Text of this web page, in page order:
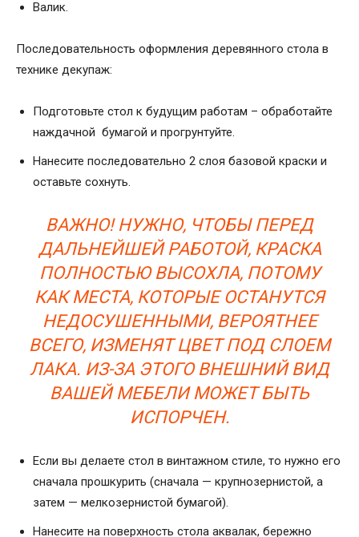
Валик.
Последовательность оформления деревянного стола в
технике декупаж:
Подготовьте стол к будущим работам – обработайте
наждачной бумагой и прогрунтуйте.
Нанесите последовательно 2 слоя базовой краски и
оставьте сохнуть.
ВАЖНО! НУЖНО, ЧТОБЫ ПЕРЕД
ДАЛЬНЕЙШЕЙ РАБОТОЙ, КРАСКА
ПОЛНОСТЬЮ ВЫСОХЛА, ПОТОМУ
КАК МЕСТА, КОТОРЫЕ ОСТАНУТСЯ
НЕДОСУШЕННЫМИ, ВЕРОЯТНЕЕ
ВСЕГО, ИЗМЕНЯТ ЦВЕТ ПОД СЛОЕМ
ЛАКА. ИЗ-ЗА ЭТОГО ВНЕШНИЙ ВИД
ВАШЕЙ МЕБЕЛИ МОЖЕТ БЫТЬ
ИСПОРЧЕН.
Если вы делаете стол в винтажном стиле, то нужно его
сначала прошкурить (сначала — крупнозернистой, а
затем — мелкозернистой бумагой).
Нанесите на поверхность стола аквалак, бережно